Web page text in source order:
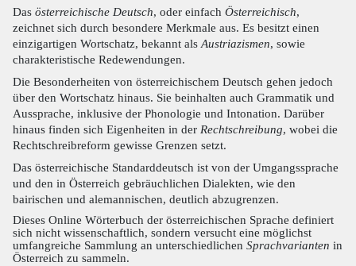
Das österreichische Deutsch, oder einfach Österreichisch,
zeichnet sich durch besondere Merkmale aus. Es besitzt einen
einzigartigen Wortschatz, bekannt alsAustriazismen, sowie
charakteristische Redewendungen.
Die Besonderheiten von österreichischem Deutsch gehen jedoch
über den Wortschatz hinaus. Sie beinhalten auch Grammatik und
Aussprache, inklusive der Phonologie und Intonation. Darüber
hinaus finden sich Eigenheiten in der Rechtschreibung, wobei die
Rechtschreibreform gewisse Grenzen setzt.
Das österreichische Standarddeutsch ist von der Umgangssprache
und den in Österreich gebräuchlichen Dialekten, wie den
bairischen und alemannischen, deutlich abzugrenzen.
Dieses Online Wörterbuch der österreichischen Sprache definiert
sich nicht wissenschaftlich, sondern versucht eine möglichst
umfangreiche Sammlung an unterschiedlichen Sprachvarianten in
Österreich zu sammeln.